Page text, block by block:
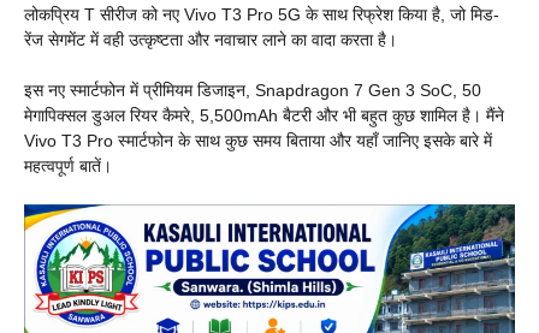
लोकप्रिय T सीरीज को नए Vivo T3 Pro 5G के साथ रिफ्रेश किया है, जो मिड-
रेंज सेगमेंट में वही उत्कृष्टता और नवाचार लाने का वादा करता है।
इस नए स्मार्टफोन में प्रीमियम डिजाइन, Snapdragon 7 Gen 3 SoC, 50
मेगापिक्सल डुअल रियर कैमरे, 5,500mAh बैटरी और भी बहुत कुछ शामिल है। मैंने
Vivo T3 Pro स्मार्टफोन के साथ कुछ समय बिताया और यहाँ जानिए इसके बारे में
महत्वपूर्ण बातें।